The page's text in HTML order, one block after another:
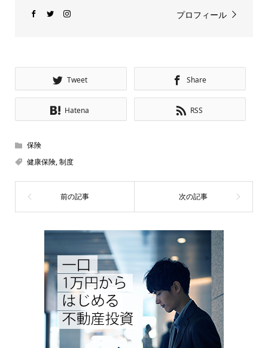
プロフィール
Tweet Share
Hatena RSS
保険
健康保険,制度